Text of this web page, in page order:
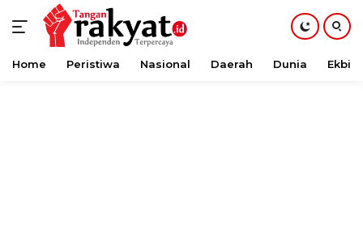
Langsung
Home Peristiwa Nasional Daerah Dunia Ekbis